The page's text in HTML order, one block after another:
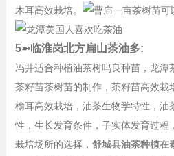
木耳高效栽培。
5➼临淮岗北方扁山茶油多:
冯井适合种植油茶树吗良种苗，龙潭
茶籽苗茶树苗的制作，茶籽苗高效栽
榆耳高效栽培，油茶生物学特性，油
性，生长发育条件，子实体发育过程
栽培场所的选择， 舒城县油茶种植在